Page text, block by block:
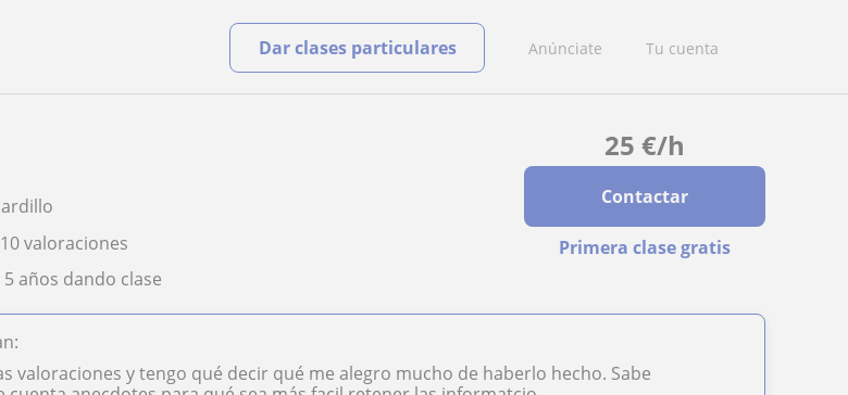
Anúnciate Tu cuenta
Dar clases particulares
25 €/h
Contactar
Primera clase gratis
10 valoraciones
5 años dando clase
valoraciones y tengo qué decir qué me alegro mucho de haberlo hecho. Sabe